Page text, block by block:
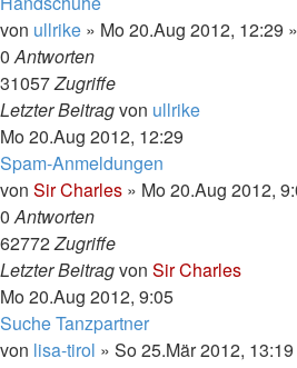
von ullrike » Mo 20.Aug 2012, 12:29
0Antworten
31057Zugriffe
Letzter Beitragvon ullrike
Mo 20.Aug 2012, 12:29
Spam-Anmeldungen
von Sir Charles » Mo 20.Aug 2012,
0Antworten
62772Zugriffe
Letzter Beitragvon Sir Charles
Mo 20.Aug 2012, 9:05
Suche Tanzpartner
von lisa-tirol » So 25.Mär 2012, 13:19